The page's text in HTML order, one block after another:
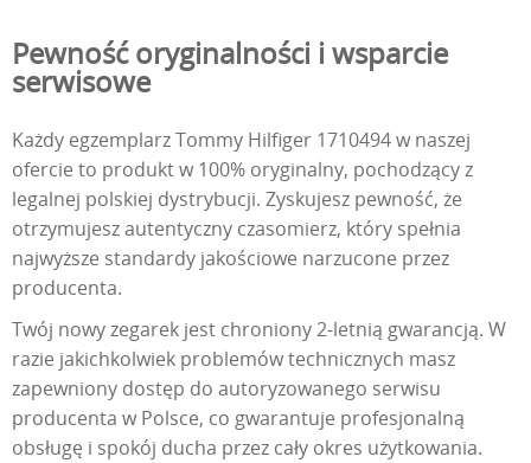
Pewność oryginalności i wsparcie
serwisowe
Każdy egzemplarz Tommy Hilfiger 1710494 w naszej
ofercie to produkt w 100% oryginalny, pochodzący z
legalnej polskiej dystrybucji. Zyskujesz pewność, że
otrzymujesz autentyczny czasomierz, który spełnia
najwyższe standardy jakościowe narzucone przez
producenta.
Twój nowy zegarek jest chroniony 2-letnią gwarancją. W
razie jakichkolwiek problemów technicznych masz
zapewniony dostęp do autoryzowanego serwisu
producenta w Polsce, co gwarantuje profesjonalną
obsługę i spokój ducha przez cały okres użytkowania.